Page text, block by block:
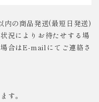
内の商品発送(最短日発送)
況によりお待たせする場
合はE-mailにてご連絡さ
す。